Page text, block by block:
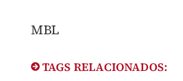
MBL
TAGS RELACIONADOS: